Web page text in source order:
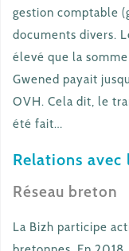
gestion comptable
documents divers.
élevé que la
Gwened payait
OVH. Cela dit, le
été fait…
Relations avec
Réseau breton
La Bizh participe